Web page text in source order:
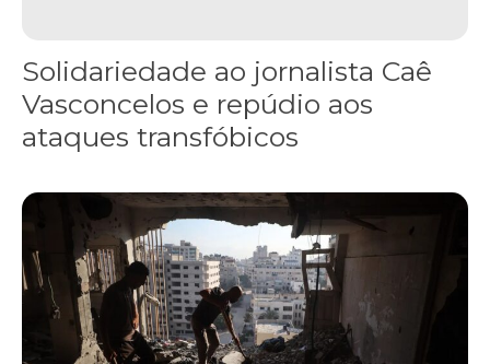
Solidariedade ao jornalista Caê
Vasconcelos e repúdio aos
ataques transfóbicos
“Funeral para toda Gaza” — enquanto o Conselho da Paz